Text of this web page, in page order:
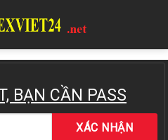
BẠN CẦN PASS